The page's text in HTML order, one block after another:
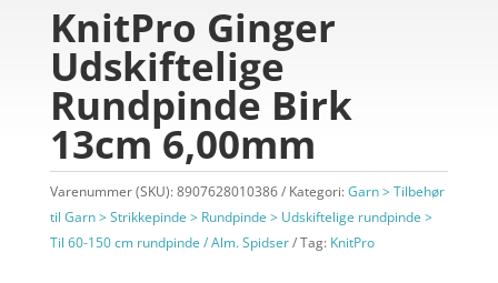
KnitPro Ginger
Udskiftelige
Rundpinde Birk
13cm 6,00mm
Varenummer (SKU):8907628010386 Kategori:Garn > Tilbehør
til Garn > Strikkepinde > Rundpinde > Udskiftelige rundpinde >
Til 60-150 cm rundpinde / Alm. Spidser
Tag: KnitPro